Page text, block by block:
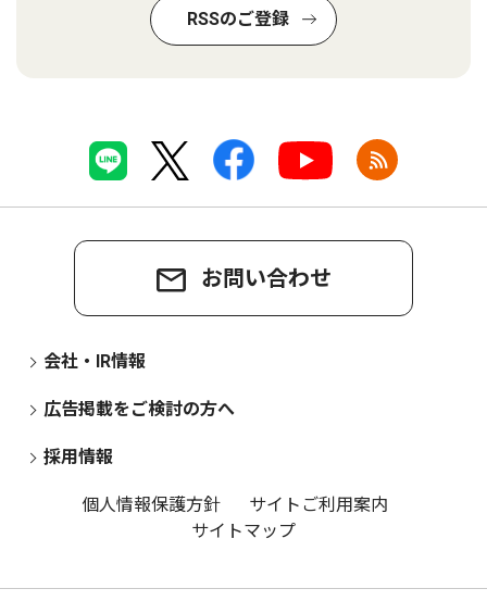
RSSのご登録
お問い合わせ
会社・IR情報
広告掲載をご検討の方へ
採用情報
個人情報保護方針
サイトご利用案内
サイトマップ